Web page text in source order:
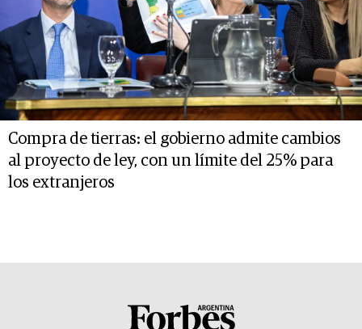
Compra de tierras: el gobierno admite cambios
al proyecto de ley, con un límite del 25% para
los extranjeros